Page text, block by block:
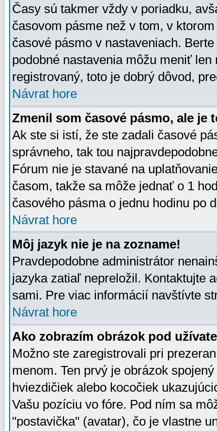
Časy sú takmer vždy v poriadku,
časovom pásme než v tom, v
časové pásmo v nastaveniach.
podobné nastavenia môžu meniť
registrovaný, toto je dobrý dôvod,
Návrat hore
Zmenil som časové pásmo, ale je
Ak ste si istí, že ste zadali časové
správneho, tak tou
Fórum nie je stavané na
časom, takže sa môže jednať o 1
časového pásma o jednu hodinu po
Návrat hore
Môj jazyk nie je na zozname!
Pravdepodobne administrátor
jazyka zatiaľ nepreložil. Kontaktujte
sami. Pre viac informácií navštívte
Návrat hore
Ako zobrazím obrázok pod
Možno ste zaregistrovali pri
menom. Ten prvý je obrázok
hviezdičiek alebo kocočiek
Vašu pozíciu vo fóre. Pod ním sa
"postavička" (avatar), čo je vlastne